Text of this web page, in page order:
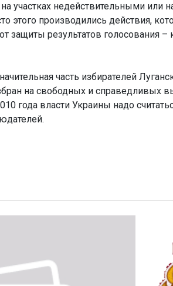
участках недействительными или
этого производились действия,
защиты результатов голосования
часть избирателей
на свободных и справедливых
года власти Украины надо